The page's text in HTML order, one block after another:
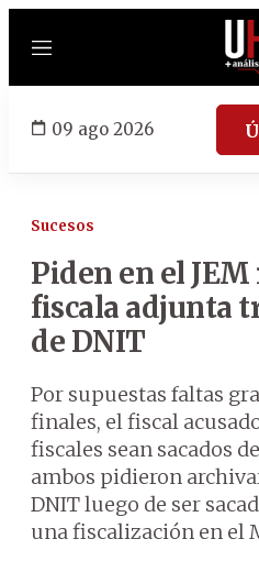
Menú
09 ago 2026
Sucesos
Piden en el
fiscala adjunta
de DNIT
Por supuestas faltas
finales, el fiscal
fiscales sean sacados
ambos pidieron
DNIT luego de ser
una fiscalización en el